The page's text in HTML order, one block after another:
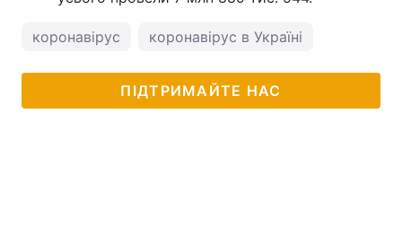
коронавірус коронавірус в Україні
ПІДТРИМАЙТЕ НАС